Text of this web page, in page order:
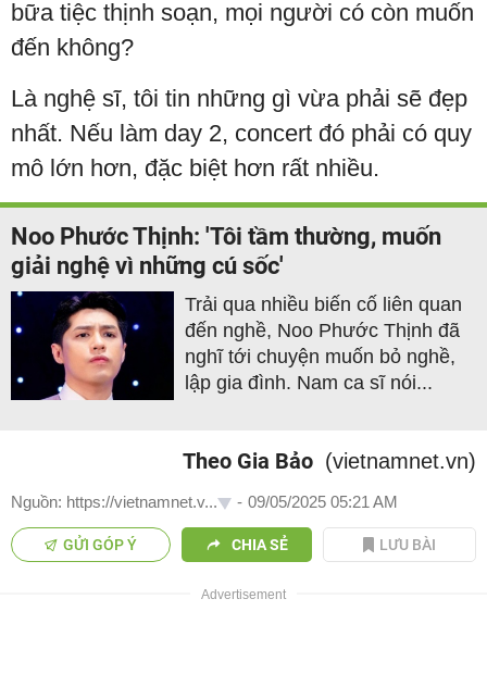
bữa tiệc thịnh soạn, mọi người có còn muốn
đến không?
Là nghệ sĩ, tôi tin những gì vừa phải sẽ đẹp
nhất. Nếu làm day 2, concert đó phải có quy
mô lớn hơn, đặc biệt hơn rất nhiều.
Noo Phước Thịnh: 'Tôi tầm thường, muốn
giải nghệ vì những cú sốc'
Trải qua nhiều biến cố liên quan
đến nghề, Noo Phước Thịnh đã
nghĩ tới chuyện muốn bỏ nghề,
lập gia đình. Nam ca sĩ nói...
Theo Gia Bảo (vietnamnet.vn)
Nguồn: https://vietnamnet.v... - 09/05/2025 05:21 AM
GỬI GÓP Ý CHIA SẺ LƯU BÀI